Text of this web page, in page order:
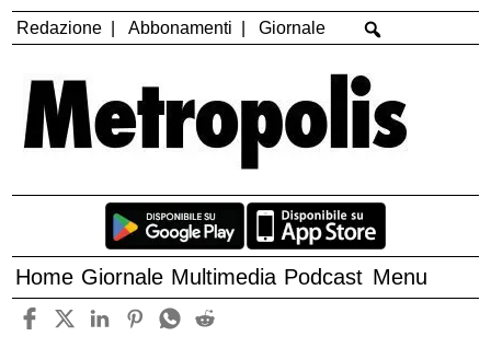
Redazione Abbonamenti Giornale
Home Giornale Multimedia Podcast Menu